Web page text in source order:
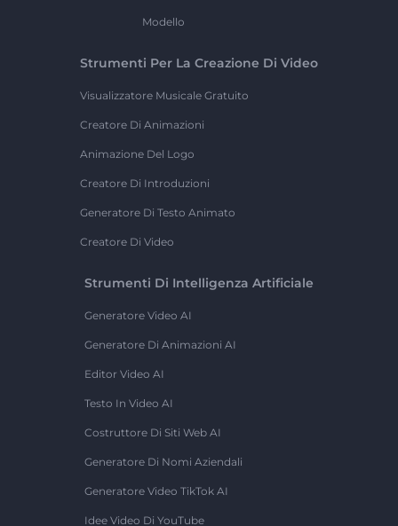
Modello
Strumenti Per La Creazione Di Video
Visualizzatore Musicale Gratuito
Creatore Di Animazioni
Animazione Del Logo
Creatore Di Introduzioni
Generatore Di Testo Animato
Creatore Di Video
Strumenti Di Intelligenza Artificiale
Generatore Video AI
Generatore Di Animazioni AI
Editor Video AI
Testo In Video AI
Costruttore Di Siti Web AI
Generatore Di Nomi Aziendali
Generatore Video TikTok AI
Idee Video Di YouTube